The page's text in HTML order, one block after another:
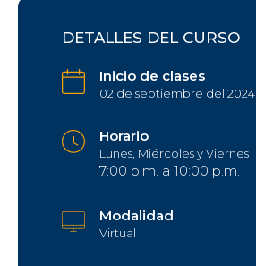
DETALLES DEL CURSO
Inicio de clases
02 de septiembre del 2024
Horario
Lunes, Miércoles y Viernes
7:00 p.m. a 10:00 p.m.
Modalidad
Virtual